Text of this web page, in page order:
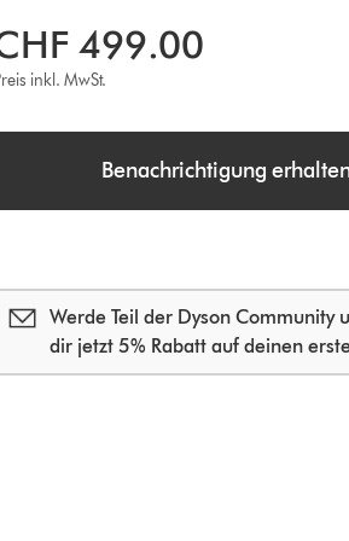
499.00
inkl. MwSt.
Benachrichtigung
Werde Teil der Dyson Community
dir jetzt 5% Rabatt auf deinen